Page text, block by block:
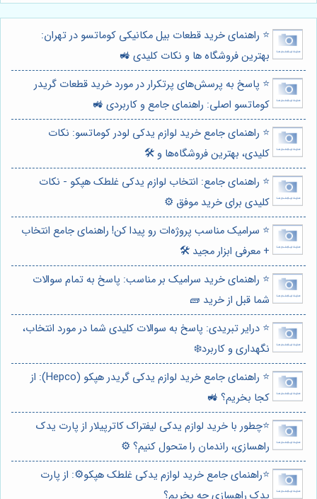
⭐️ راهنمای خرید قطعات بیل مکانیکی کوماتسو در تهران:
بهترین فروشگاه ها و نکات کلیدی 🚜
⭐️ پاسخ به پرسش‌های پرتکرار در مورد خرید قطعات گریدر
کوماتسو اصلی: راهنمای جامع و کاربردی 🚜
⭐️ راهنمای جامع خرید لوازم یدکی لودر کوماتسو: نکات
کلیدی، بهترین فروشگاه‌ها و 🛠️
⭐️ راهنمای جامع: انتخاب لوازم یدکی غلطک هپکو - نکات
کلیدی برای خرید موفق ⚙️
⭐️ سرامیک مناسب پروژه‌ات رو پیدا کن! راهنمای جامع انتخاب
+ معرفی ابزار مجید 🛠️
⭐️ راهنمای خرید سرامیک بر مناسب: پاسخ به تمام سوالات
شما قبل از خرید 🧱
⭐️ درایر تبریدی: پاسخ به سوالات کلیدی شما در مورد انتخاب،
نگهداری و کاربرد❄️
⭐️ راهنمای جامع خرید لوازم یدکی گریدر هپکو (Hepco): از
کجا بخریم؟ 🚜
⭐️چطور با خرید لوازم یدکی لیفتراک کاترپیلار از پارت یدک
راهسازی، راندمان را متحول کنیم؟ ⚙️
⭐️راهنمای جامع خرید لوازم یدکی غلطک هپکو⚙️: از پارت